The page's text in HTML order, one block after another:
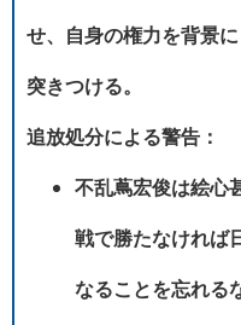
せ、自身の権力を背景
突きつける。
追放処分による警告：
不乱蔦宏俊は絵心
戦で勝たなければ
なることを忘れる